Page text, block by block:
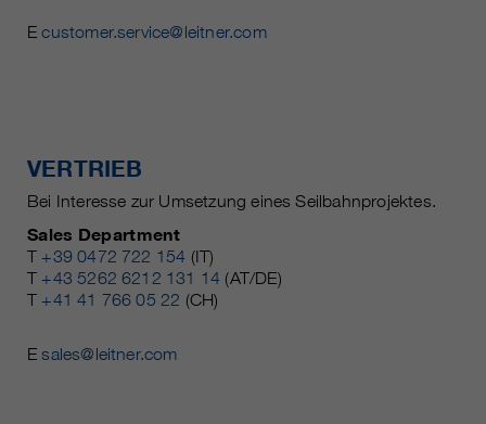
Ecustomer.service@leitner.com
VERTRIEB
Bei Interesse zur Umsetzung eines Seilbahnprojektes.
Sales Department
T +39 0472 722 154 (IT)
T +43 5262 6212 131 14 (AT/DE)
T +41 41 766 05 22 (CH)
Esales@leitner.com